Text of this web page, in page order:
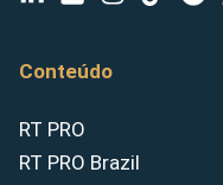
Conteúdo
RT PRO
RT PRO Brazil